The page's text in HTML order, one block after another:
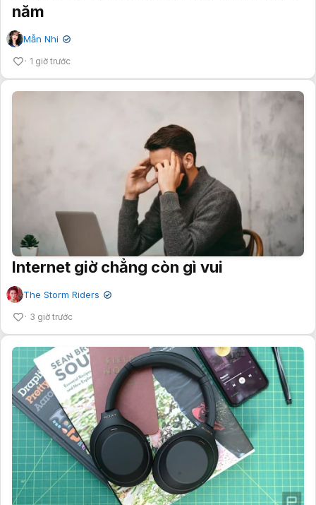
năm
Mẫn Nhi ✔
1 giờ trước
Internet giờ chẳng còn gì vui
The Storm Riders ✔
3 giờ trước